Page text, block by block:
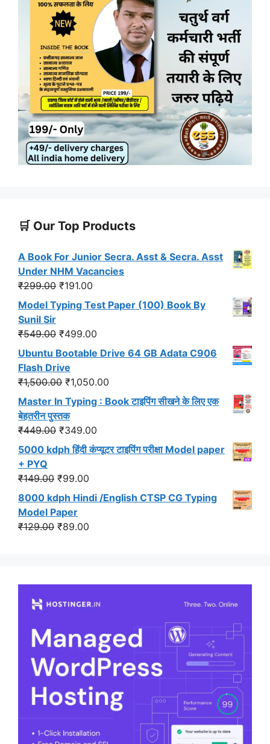
🛒 Our Top Products
A Book For Junior Secra. Asst & Secra. Asst
Under NHM Vacancies
₹299.00 Original
price
was:
₹299.00.
₹191.00
price
₹191.00.
Model Typing Test Paper (100) Book By
Sunil Sir
₹549.00 Original
price
was:
₹549.00.
₹499.00
price
₹499.00.
Ubuntu Bootable Drive 64 GB Adata C906
Flash Drive
₹1,500.00 Original
price
was:
₹1,500.00.
₹1,050.00
price
Master In Typing : Book टाइपिंग सीखने के लिए एक
बेहतरीन पुस्तक
₹449.00 Original
price
was:
₹449.00.
₹349.00
price
is:
5000 kdph हिंदी कंप्यूटर टाइपिंग परीक्षा Model paper
+ PYQ
₹149.00 Original
price
was:
₹149.00.
₹99.00
price
8000 kdph Hindi /English CTSP CG Typing
Model Paper
₹129.00 Original
₹89.00